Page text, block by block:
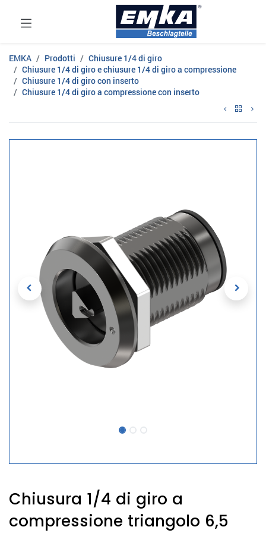
EMKA Prodotti
Chiusure 1/4 di giro
Chiusure 1/4 di giro e chiusure 1/4 di giro a compressione
Chiusure 1/4 di giro con inserto
Chiusure 1/4 di giro a compressione con inserto
Chiusura 1/4 di giro a
compressione triangolo 6,5